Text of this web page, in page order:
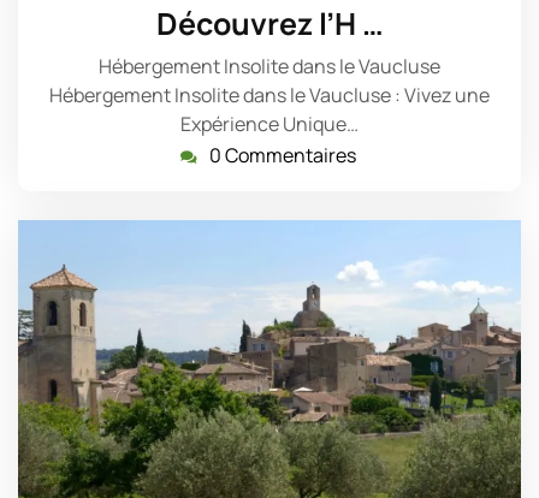
2026
Découvrez l’H …
Hébergement Insolite dans le Vaucluse
Hébergement Insolite dans le Vaucluse : Vivez une
Expérience Unique…
0 Commentaires